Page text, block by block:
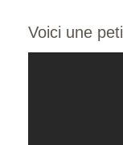
Voici une